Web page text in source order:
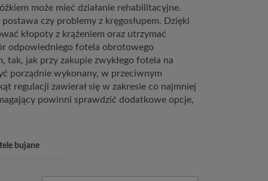
może mieć działanie rehabilitacyjne.
czy problemy z kręgosłupem. Dzięki
kłopoty z krążeniem oraz utrzymać
odpowiedniego fotela obrotowego
jak przy zakupie zwykłego fotela na
porządnie wykonany, w przeciwnym
regulacji zawierał się w zakresie co najmniej
powinni sprawdzić dodatkowe opcje,
bujane